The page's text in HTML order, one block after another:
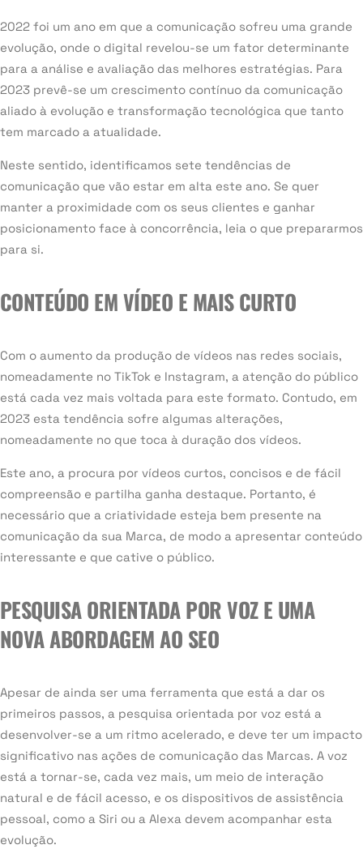
2022 foi um ano em que a comunicação sofreu uma grande
evolução, onde o digital revelou-se um fator determinante
para a análise e avaliação das melhores estratégias. Para
2023 prevê-se um crescimento contínuo da comunicação
aliado à evolução e transformação tecnológica que tanto
tem marcado a atualidade.
Neste sentido, identificamos sete tendências de
comunicação que vão estar em alta este ano. Se quer
manter a proximidade com os seus clientes e ganhar
posicionamento face à concorrência, leia o que prepararmos
para si.
CONTEÚDO EM VÍDEO E MAIS CURTO
Com o aumento da produção de vídeos nas redes sociais,
nomeadamente no TikTok e Instagram, a atenção do público
está cada vez mais voltada para este formato. Contudo, em
2023 esta tendência sofre algumas alterações,
nomeadamente no que toca à duração dos vídeos.
Este ano, a procura por vídeos curtos, concisos e de fácil
compreensão e partilha ganha destaque. Portanto, é
necessário que a criatividade esteja bem presente na
comunicação da sua Marca, de modo a apresentar conteúdo
interessante e que cative o público.
PESQUISA ORIENTADA POR VOZ E UMA
NOVA ABORDAGEM AO SEO
Apesar de ainda ser uma ferramenta que está a dar os
primeiros passos, a pesquisa orientada por voz está a
desenvolver-se a um ritmo acelerado, e deve ter um impacto
significativo nas ações de comunicação das Marcas. A voz
está a tornar-se, cada vez mais, um meio de interação
natural e de fácil acesso, e os dispositivos de assistência
pessoal, como a Siri ou a Alexa devem acompanhar esta
evolução.